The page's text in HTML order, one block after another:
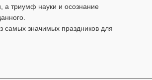
а триумф науки и осознание
самых значимых праздников для